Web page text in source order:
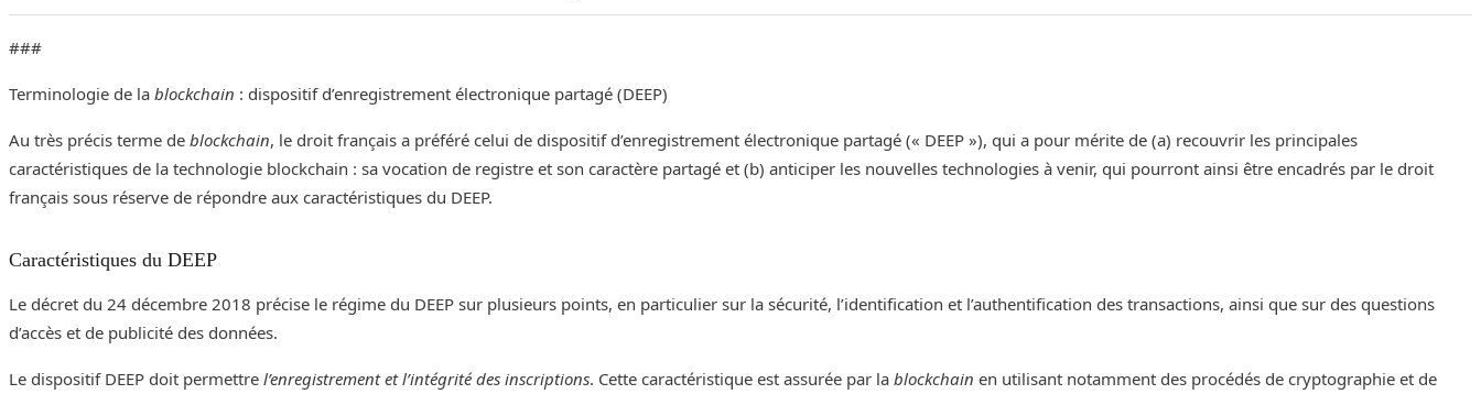
###
Terminologie de la blockchain : dispositif d’enregistrement électronique partagé (DEEP)
Au très précis terme de blockchain, le droit français a préféré celui de dispositif d’enregistrement électronique partagé (« DEEP »), qui a pour mérite de (a) recouvrir les principales
caractéristiques de la technologie blockchain : sa vocation de registre et son caractère partagé et (b) anticiper les nouvelles technologies à venir, qui pourront ainsi être encadrés par le droit
français sous réserve de répondre aux caractéristiques du DEEP.
Caractéristiques du DEEP
Le décret du 24 décembre 2018 précise le régime du DEEP sur plusieurs points, en particulier sur la sécurité, l’identification et l’authentification des transactions, ainsi que sur des questions
d’accès et de publicité des données.
Le dispositif DEEP doit permettre l’enregistrement et l’intégrité des inscriptions. Cette caractéristique est assurée par la blockchain en utilisant notamment des procédés de cryptographie et de